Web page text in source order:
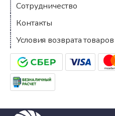
Сотрудничество
Контакты
Условия возврата товаров